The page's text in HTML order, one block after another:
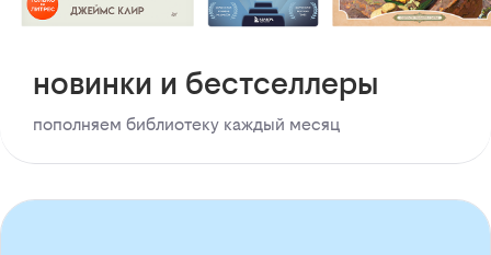
новинки и бестселлеры
пополняем библиотеку каждый месяц